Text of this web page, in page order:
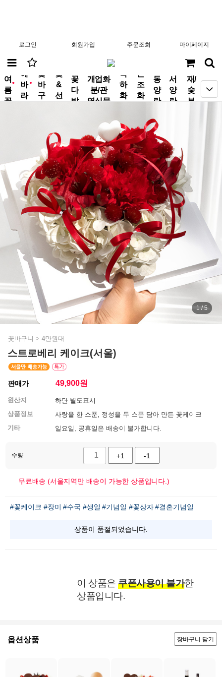
로그인 회원가입 주문조회 마이페이지
new
여
름
꽃
new
해
바
라
꽃
바
구
꽃
&
선
꽃
다
발
개업화
분/관
엽식물
축
하
화
근
조
화
동
양
란
서
양
란
분
재/
숯
부
1 / 5
꽃바구니 > 4만원대
스트로베리 케이크(서울)
판매가 49,900원
원산지
하단 별도표시
상품정보
사랑을 한 스푼, 정성을 두 스푼 담아 만든 꽃케이크
기타
일요일, 공휴일은 배송이 불가합니다.
수량 +1 -1
무료배송 (서울지역만 배송이 가능한 상품입니다.)
#꽃케이크 #장미 #수국 #생일 #기념일 #꽃상자 #결혼기념일
상품이 품절되었습니다.
이 상품은 쿠폰사용이 불가한
상품입니다.
옵션상품 장바구니 담기